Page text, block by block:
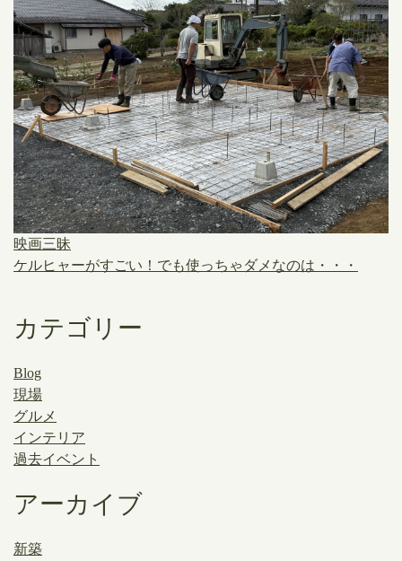
映画三昧
ケルヒャーがすごい！でも使っちゃダメなのは・・・
カテゴリー
Blog
現場
グルメ
インテリア
過去イベント
アーカイブ
新築